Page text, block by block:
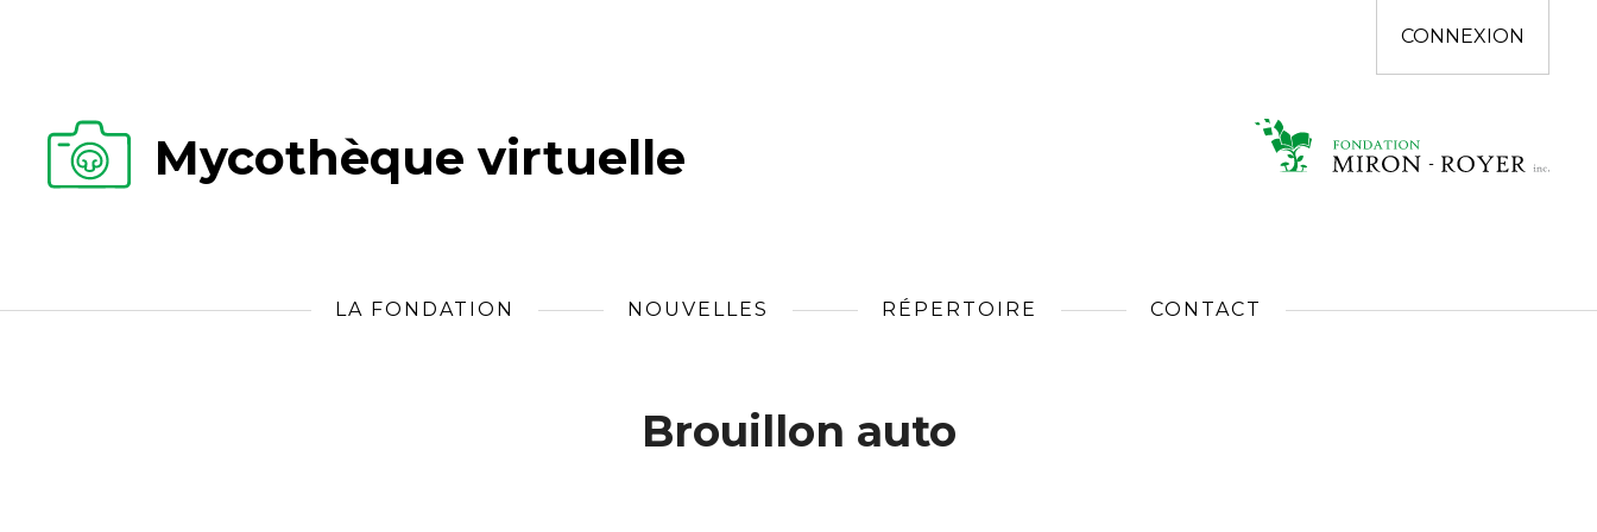
CONNEXION
Mycothèque virtuelle
LA FONDATION NOUVELLES RÉPERTOIRE CONTACT
Brouillon auto